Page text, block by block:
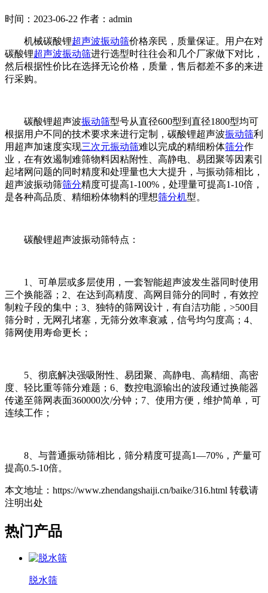
时间：2023-06-22 作者：admin
机械碳酸锂超声波振动筛价格亲民，质量保证。用户在对
碳酸锂超声波振动筛进行选型时往往会和几个厂家做下对比，
然后根据性价比在选择无论价格，质量，售后都差不多的来进
行采购。
碳酸锂超声波振动筛型号从直径600型到直径1800型均可
根据用户不同的技术要求来进行定制，碳酸锂超声波振动筛利
用超声加速度实现三次元振动筛难以完成的精细粉体筛分作
业，在有效遏制难筛物料因粘附性、高静电、易团聚等因素引
起堵网问题的同时精度和处理量也大大提升，与振动筛相比，
超声波振动筛筛分精度可提高1-100%，处理量可提高1-10倍，
是各种高品质、精细粉体物料的理想筛分机型。
碳酸锂超声波振动筛特点：
1、可单层或多层使用，一套智能超声波发生器同时使用
三个换能器；2、在达到高精度、高网目筛分的同时，有效控
制粒子段的集中；3、独特的筛网设计，有自洁功能，>500目
筛分时，无网孔堵塞，无筛分效率衰减，信号均匀度高；4、
筛网使用寿命更长；
5、彻底解决强吸附性、易团聚、高静电、高精细、高密
度、轻比重等筛分难题；6、数控电源输出的波段通过换能器
传递至筛网表面360000次/分钟；7、使用方便，维护简单，可
连续工作；
8、与普通振动筛相比，筛分精度可提高1—70%，产量可
提高0.5-10倍。
本文地址：https://www.zhendangshaiji.cn/baike/316.html 转载请
注明出处
热门产品
脱水筛